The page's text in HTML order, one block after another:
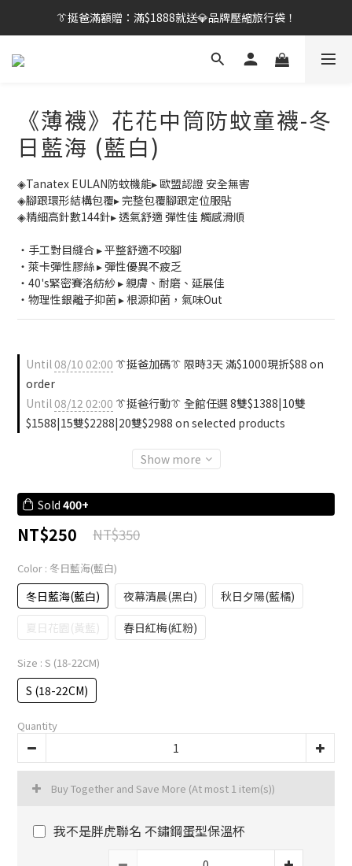
👔挺爸行動：全館襪款【最低$149起】✨立即下單！
👔挺爸滿額贈：滿$1888就送💎品牌壓縮旅行袋！
【刷卡/電子支付限定】下單送✨WARX品牌質感杯袋！
《薄襪》花花中筒防蚊童襪-冬
日藍海 (藍白)
◈Tanatex EULAN防蚊機能▸ 歐盟認證 安全無害
◈腳跟環形結構包覆▸ 完整包覆腳跟定位服貼
◈精細高針數144針▸ 透氣舒適 彈性佳 觸感滑順
・手工對目縫合 ▸ 平整舒適不咬腳
・萊卡彈性膠絲 ▸ 彈性優異不疲乏
・40's緊密賽洛紡紗 ▸ 親膚、耐磨、延展佳
・物理性銀離子抑菌 ▸ 根源抑菌，氣味Out
Until08/10 02:00 👔挺爸加碼👔 限時3天 滿$1000現折$88 on
order
Until08/12 02:00 👔挺爸行動👔 全館任選 8雙$1388|10雙
$1588|15雙$2288|20雙$2988 on selected products
Show more
Sold 400+
NT$250 NT$350
Color : 冬日藍海(藍白)
冬日藍海(藍白) 夜幕清晨(黑白)
秋日夕陽(藍橘)
夏日花園(黃藍)
春日紅梅(紅粉)
Size : S (18-22CM)
S (18-22CM)
Quantity
Buy Together and Save More (At most 1 item(s))
我不是胖虎聯名 不鏽鋼蛋型保溫杯